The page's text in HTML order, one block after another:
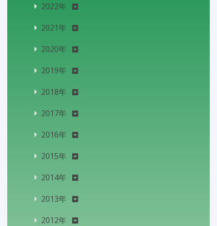
2022年
2021年
2020年
2019年
2018年
2017年
2016年
2015年
2014年
2013年
2012年